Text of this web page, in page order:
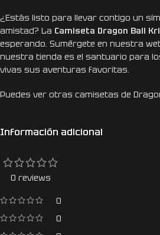
¿Estás listo para llevar contigo un
amistad? La Camiseta Dragon Ball
esperando. Sumérgete en nuestra
nuestra tienda es el santuario para
vivas sus aventuras favoritas.
Puedes ver otras camisetas de
Información adicional
0 reviews
0
0